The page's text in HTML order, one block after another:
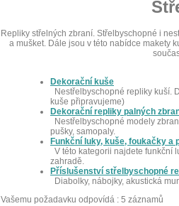
Repliky střelných zbraní. Střelbyschopné i
a mušket. Dále jsou v této nabídce makety
Dekorační kuše
Nestřelbyschopné repliky kuší.
kuše připravujeme)
Dekorační repliky palných
Nestřelbyschopné modely
pušky, samopaly.
Funkční luky, kuše, foukačky a
V této kategorii najdete funkční
zahradě.
Příslušenství střelbyschopné
Diabolky, nábojky, akustická
Vašemu požadavku odpovídá : 5 záznamů